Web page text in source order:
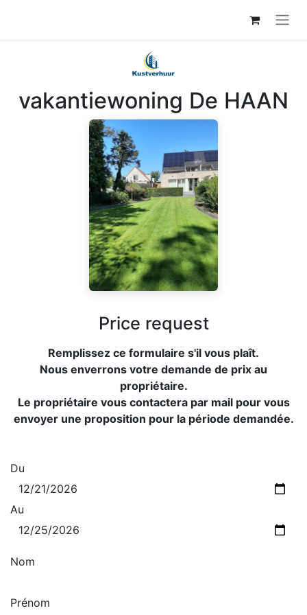
vakantiewoning De HAAN
Price request
Remplissez ce formulaire s'il vous plaît.
Nous enverrons votre demande de prix au
propriétaire.
Le propriétaire vous contactera par mail pour vous
envoyer une proposition pour la période demandée.
Du
Au
Nom
Prénom